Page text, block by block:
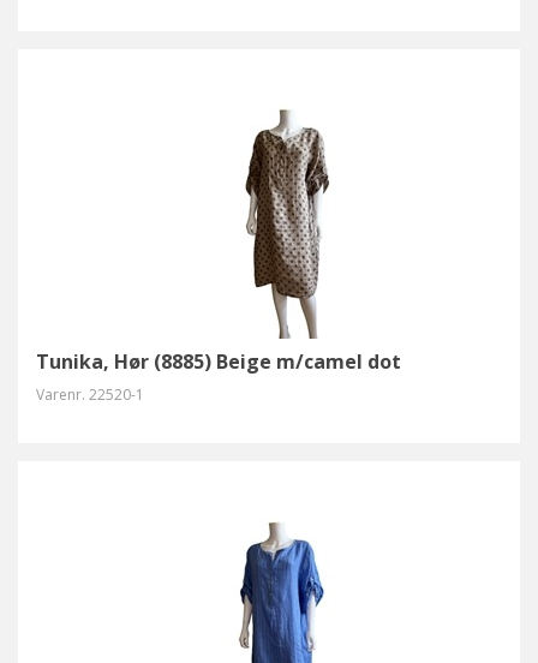
Tunika, Hør (8885) Beige m/camel dot
Varenr. 22520-1